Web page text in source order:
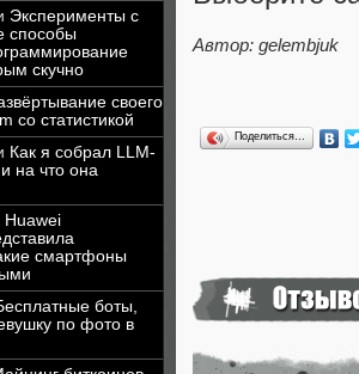
Эксперименты с
способы
скучно
своего
со статистикой
Как я собрал LLM-
на что она
Huawei
смартфоны
боты,
по фото в
Автор: gelembjuk
Поделиться…